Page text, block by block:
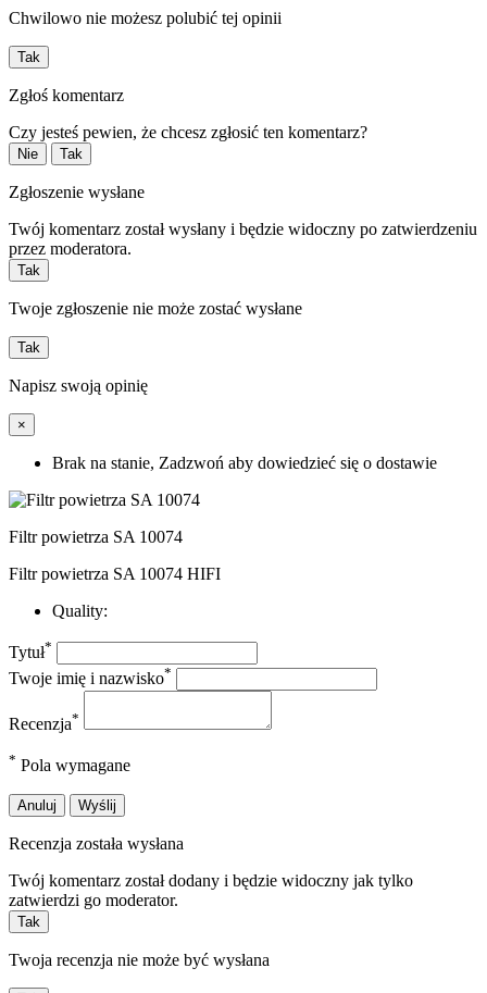
Chwilowo nie możesz polubić tej opinii
Tak
Zgłoś komentarz
Czy jesteś pewien, że chcesz zgłosić ten komentarz?
Nie Tak
Zgłoszenie wysłane
Twój komentarz został wysłany i będzie widoczny po zatwierdzeniu
przez moderatora.
Tak
Twoje zgłoszenie nie może zostać wysłane
Tak
Napisz swoją opinię
×
Brak na stanie, Zadzwoń aby dowiedzieć się o dostawie
Filtr powietrza SA 10074
Filtr powietrza SA 10074 HIFI
Quality:
Tytuł*
Twoje imię i nazwisko*
Recenzja*
* Pola wymagane
Anuluj Wyślij
Recenzja została wysłana
Twój komentarz został dodany i będzie widoczny jak tylko
zatwierdzi go moderator.
Tak
Twoja recenzja nie może być wysłana